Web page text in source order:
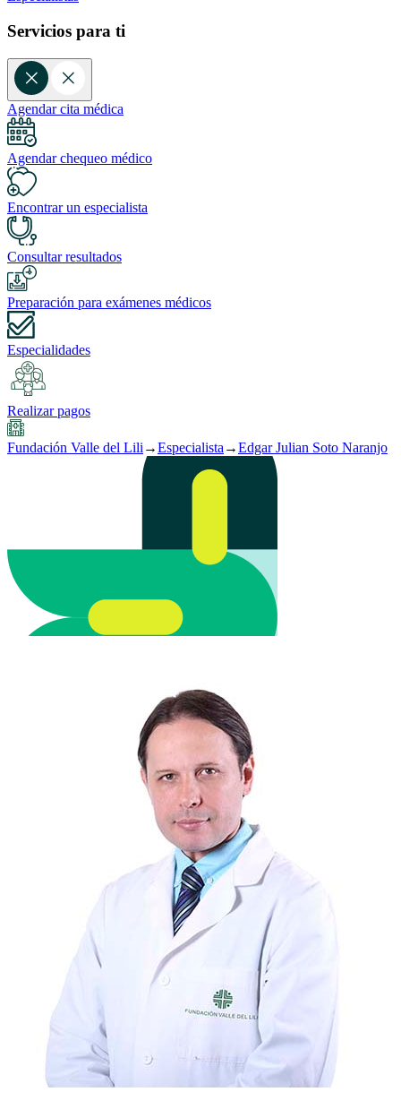
Servicios para ti
Agendar cita médica
Agendar chequeo médico
Encontrar un especialista
Consultar resultados
Preparación para exámenes médicos
Especialidades
Realizar pagos
Fundación Valle del Lili →Especialista →Edgar Julian Soto Naranjo